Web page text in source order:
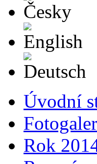
Úvodní
Rok